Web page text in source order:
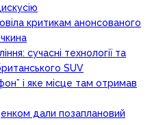
критикам анонсованого
сучасні технології та
SUV
і яке місце там отримав
дали позаплановий